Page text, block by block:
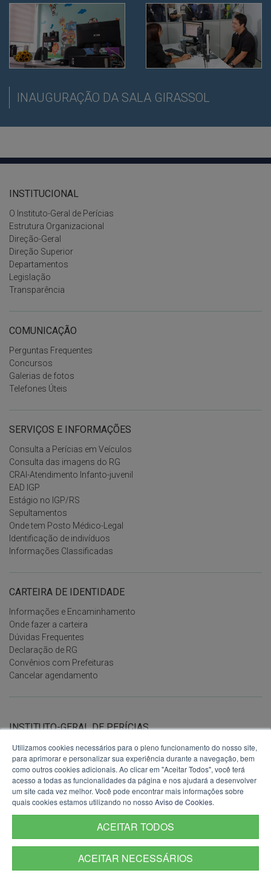
INAUGURAÇÃO DA SALA GIRASSOL
INSTITUCIONAL
O Instituto-Geral de Perícias
Estrutura Organizacional
Direção-Geral
Direção Superior
Departamentos
Legislação
Transparência
COMUNICAÇÃO
Perguntas Frequentes
Concursos
Galerias de fotos
Telefones Úteis
SERVIÇOS E INFORMAÇÕES
Consulta a Perícias em Veículos
Consulta das imagens do RG
CRAI-Atendimento Infanto-juvenil
EAD IGP
Estágio no IGP/RS
Sepultamentos
Onde tem Posto Médico-Legal
Identificação de indivíduos
Informações Classificadas
CARTEIRA DE IDENTIDADE
Informações e Encaminhamento
Onde fazer a carteira
Dúvidas Frequentes
Declaração de RG
Convênios com Prefeituras
Cancelar agendamento
INSTITUTO-GERAL DE PERÍCIAS
Avenida Voluntários da Pátria, 1358
7º andar
Porto Alegre - RS
90230-010
comunicacao@igp.rs.gov.br
Ver no mapa
Utilizamos cookies necessários para o pleno funcionamento do nosso site,
para aprimorar e personalizar sua experiência durante a navegação, bem
como outros cookies adicionais. Ao clicar em "Aceitar Todos", você terá
acesso a todas as funcionalidades da página e nos ajudará a desenvolver
um site cada vez melhor. Você pode encontrar mais informações sobre
quais cookies estamos utilizando no nosso Aviso de Cookies.
ACEITAR TODOS
ACEITAR NECESSÁRIOS